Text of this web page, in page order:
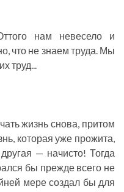
нам невесело и
что не знаем труда. Мы
труд...
жизнь снова, притом
которая уже прожита,
— начисто! Тогда
бы прежде всего не
мере создал бы для